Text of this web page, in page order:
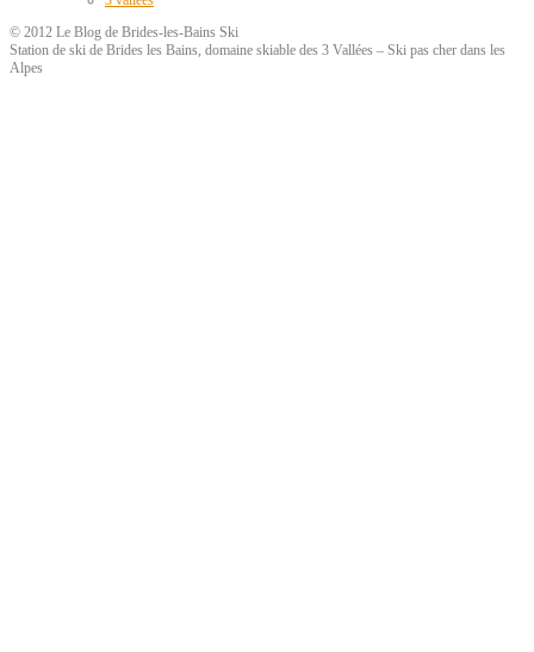
© 2012 Le Blog de Brides-les-Bains Ski
Station de ski de Brides les Bains, domaine skiable des 3 Vallées – Ski pas cher dans les
Alpes